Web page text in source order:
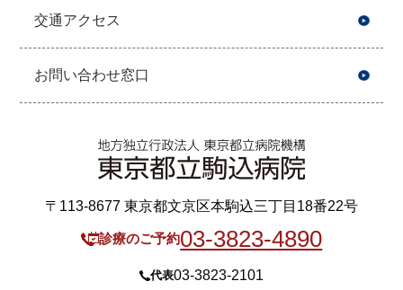
交通アクセス
お問い合わせ窓口
〒113-8677 東京都文京区本駒込三丁目18番22号
診療のご予約03-3823-4890
代表03-3823-2101